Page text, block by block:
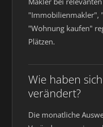
"Immobilienmakler",
"Wohnung kaufen"
Plätzen.
Wie haben
verändert?
Die monatliche